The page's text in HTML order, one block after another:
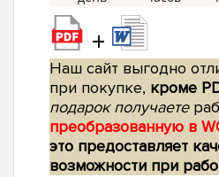
+
Наш сайт выгодно
при покупке, кроме
подарок получаете
преобразованную в
это предоставляет
возможности при